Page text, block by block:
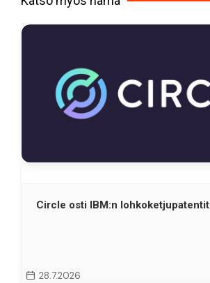
Circle osti IBM:n lohkoketjupatentit
28.7.2026